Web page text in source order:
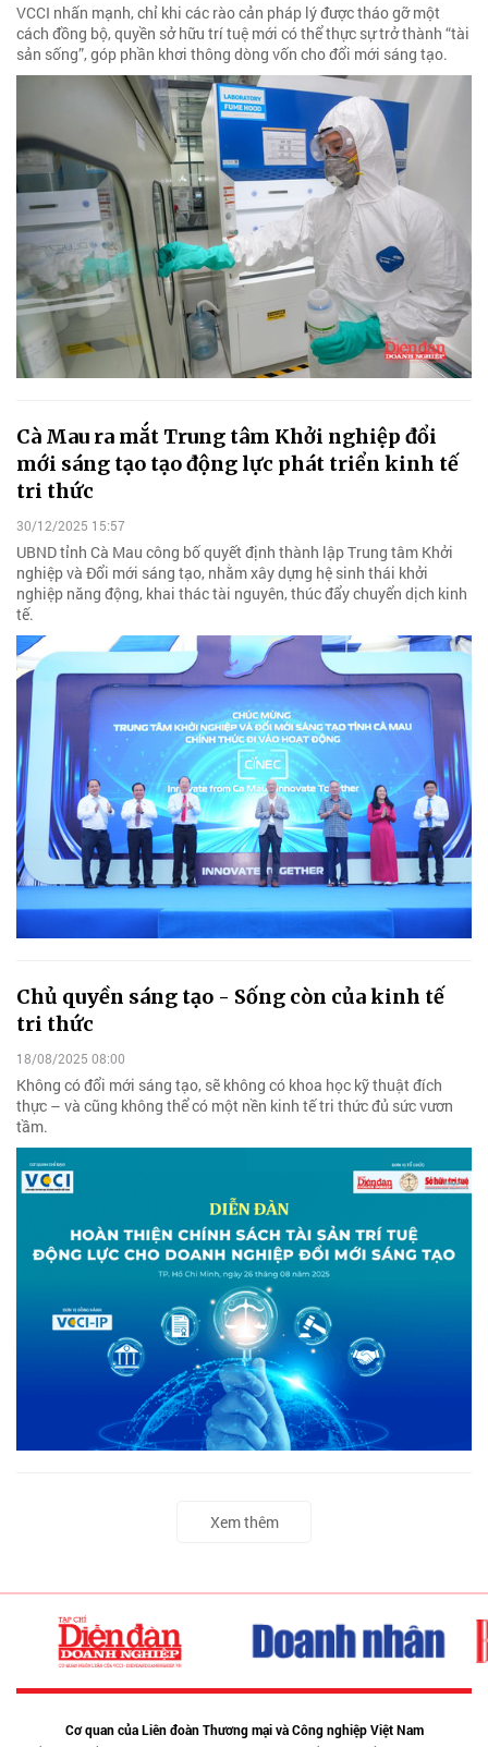
VCCI nhấn mạnh, chỉ khi các rào cản pháp lý được tháo gỡ một
cách đồng bộ, quyền sở hữu trí tuệ mới có thể thực sự trở thành “tài
sản sống”, góp phần khơi thông dòng vốn cho đổi mới sáng tạo.
Cà Mau ra mắt Trung tâm Khởi nghiệp đổi
mới sáng tạo tạo động lực phát triển kinh tế
tri thức
30/12/2025 15:57
UBND tỉnh Cà Mau công bố quyết định thành lập Trung tâm Khởi
nghiệp và Đổi mới sáng tạo, nhằm xây dựng hệ sinh thái khởi
nghiệp năng động, khai thác tài nguyên, thúc đẩy chuyển dịch kinh
tế.
Chủ quyền sáng tạo - Sống còn của kinh tế
tri thức
18/08/2025 08:00
Không có đổi mới sáng tạo, sẽ không có khoa học kỹ thuật đích
thực – và cũng không thể có một nền kinh tế tri thức đủ sức vươn
tầm.
Xem thêm
Cơ quan của Liên đoàn Thương mại và Công nghiệp Việt Nam